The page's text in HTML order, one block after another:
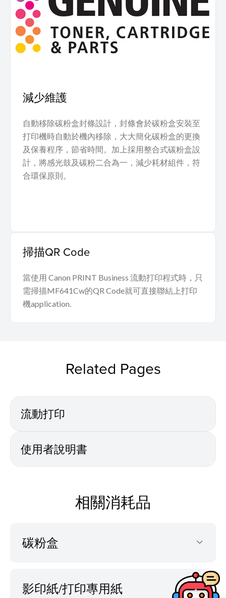
減少維護
自動移除碳粉盒封條設計，封條會於碳粉盒安裝至
打印機時自動於機內移除，大大簡化碳粉盒的更換
及保養程序，節省時間。加上採用整合式碳粉盒設
計，將感光鼓及碳粉二合為一，減少耗材組件，符
合環保原則。
掃描QR Code
當使用 Canon PRINT Business 流動打印程式時，只
需掃描MF641Cw的QR Code就可直接聯結上打印
機application.
Related Pages
流動打印
使用者說明書
相關消耗品
碳粉盒
影印紙/打印專用紙